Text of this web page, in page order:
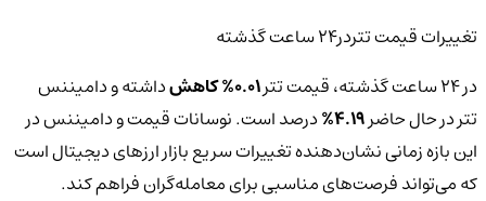
تغییرات قیمت تتردر24 ساعت گذشته
در 24 ساعت گذشته، قیمت تتر
0.01% کاهش
داشته و دامیننس
تتر در حال حاضر4.19% درصد است. نوسانات قیمت و دامیننس در
این بازه زمانی نشان‌دهنده تغییرات سریع بازار ارزهای دیجیتال است
که می‌تواند فرصت‌های مناسبی برای معامله‌گران فراهم کند.